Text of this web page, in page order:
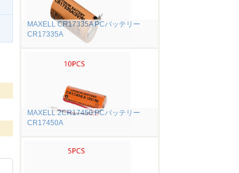
MAXELL CR17335A PCバッテリー
CR17335A
MAXELL 2CR17450 PCバッテリー
CR17450A